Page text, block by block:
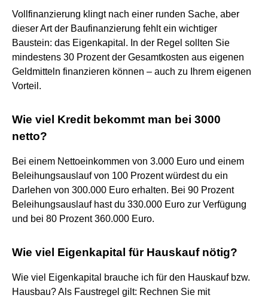
Vollfinanzierung klingt nach einer runden Sache, aber
dieser Art der Baufinanzierung fehlt ein wichtiger
Baustein: das Eigenkapital. In der Regel sollten Sie
mindestens 30 Prozent der Gesamtkosten aus eigenen
Geldmitteln finanzieren können – auch zu Ihrem eigenen
Vorteil.
Wie viel Kredit bekommt man bei 3000
netto?
Bei einem Nettoeinkommen von 3.000 Euro und einem
Beleihungsauslauf von 100 Prozent würdest du ein
Darlehen von 300.000 Euro erhalten. Bei 90 Prozent
Beleihungsauslauf hast du 330.000 Euro zur Verfügung
und bei 80 Prozent 360.000 Euro.
Wie viel Eigenkapital für Hauskauf nötig?
Wie viel Eigenkapital brauche ich für den Hauskauf bzw.
Hausbau? Als Faustregel gilt: Rechnen Sie mit